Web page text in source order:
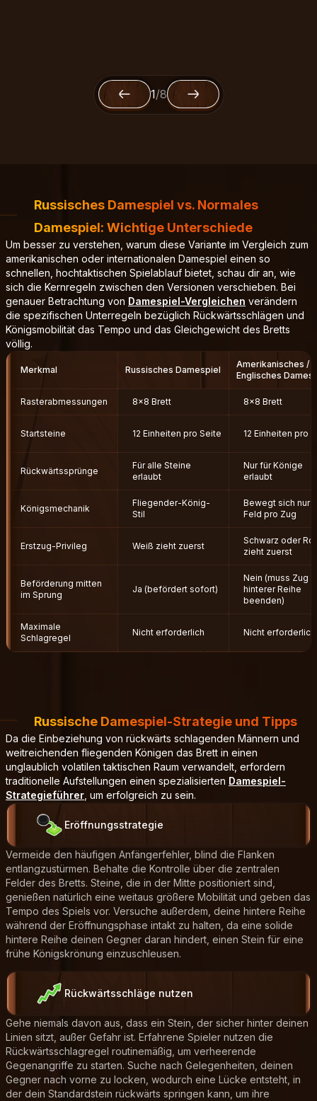
1/8
Russisches Damespiel vs. Normales
Damespiel: Wichtige Unterschiede
Um besser zu verstehen, warum diese Variante im Vergleich zum
amerikanischen oder internationalen Damespiel einen so
schnellen, hochtaktischen Spielablauf bietet, schau dir an, wie
sich die Kernregeln zwischen den Versionen verschieben. Bei
genauer Betrachtung von Damespiel-Vergleichen verändern
die spezifischen Unterregeln bezüglich Rückwärtsschlägen und
Königsmobilität das Tempo und das Gleichgewicht des Bretts
völlig.
Merkmal Russisches Damespiel
Amerikanisches /
Englisches
Rasterabmessungen 8x8 Brett 8x8 Brett
Startsteine 12 Einheiten pro Seite 12 Einheiten pro
Rückwärtssprünge
Für alle Steine
erlaubt
Nur für Könige
erlaubt
Königsmechanik
Fliegender-König-
Stil
Bewegt sich nur 1
Feld pro Zug
Erstzug-Privileg Weiß zieht zuerst
Schwarz oder Rot
zieht zuerst
Beförderung mitten
im Sprung
Ja (befördert sofort)
Nein (muss Zug
hinterer Reihe
beenden)
Maximale
Schlagregel
Nicht erforderlich Nicht erforderlich
Russische Damespiel-Strategie und Tipps
Da die Einbeziehung von rückwärts schlagenden Männern und
weitreichenden fliegenden Königen das Brett in einen
unglaublich volatilen taktischen Raum verwandelt, erfordern
traditionelle Aufstellungen einen spezialisierten Damespiel-
Strategieführer , um erfolgreich zu sein.
Eröffnungsstrategie
Vermeide den häufigen Anfängerfehler, blind die Flanken
entlangzustürmen. Behalte die Kontrolle über die zentralen
Felder des Bretts. Steine, die in der Mitte positioniert sind,
genießen natürlich eine weitaus größere Mobilität und geben das
Tempo des Spiels vor. Versuche außerdem, deine hintere Reihe
während der Eröffnungsphase intakt zu halten, da eine solide
hintere Reihe deinen Gegner daran hindert, einen Stein für eine
frühe Königskrönung einzuschleusen.
Rückwärtsschläge nutzen
Gehe niemals davon aus, dass ein Stein, der sicher hinter deinen
Linien sitzt, außer Gefahr ist. Erfahrene Spieler nutzen die
Rückwärtsschlagregel routinemäßig, um verheerende
Gegenangriffe zu starten. Suche nach Gelegenheiten, deinen
Gegner nach vorne zu locken, wodurch eine Lücke entsteht, in
der dein Standardstein rückwärts springen kann, um ihre